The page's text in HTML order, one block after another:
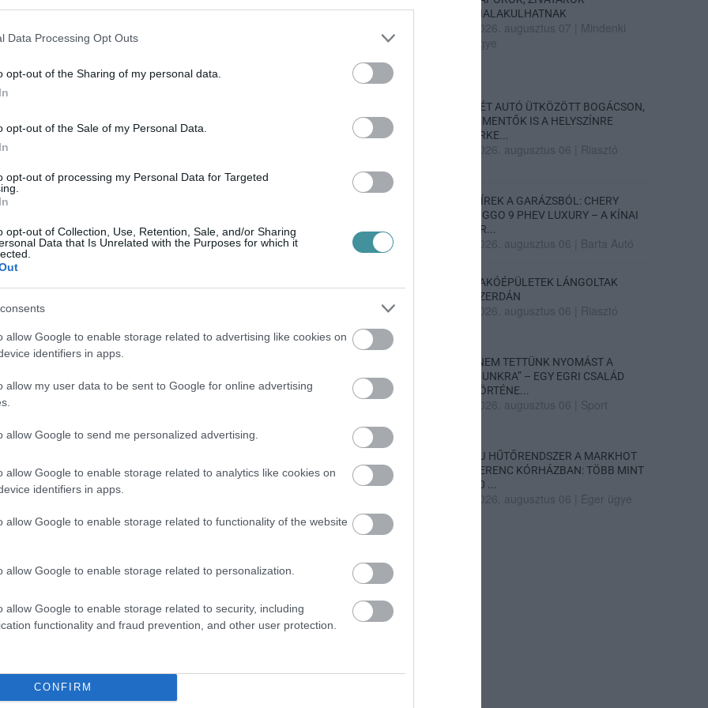
Data Processing Opt Outs
opt-out of the Sharing of my personal data.
opt-out of the Sale of my Personal Data.
opt-out of processing my Personal Data for Targeted
opt-out of Collection, Use, Retention, Sale, and/or Sharing
Data that Is Unrelated with the Purposes for which it
allow Google to enable storage related to advertising like cookies on
identifiers in apps.
allow my user data to be sent to Google for online advertising
allow Google to send me personalized advertising.
allow Google to enable storage related to analytics like cookies on
identifiers in apps.
allow Google to enable storage related to functionality of the website
allow Google to enable storage related to personalization.
allow Google to enable storage related to security, including
functionality and fraud prevention, and other user protection.
CONFIRM
és nemzeti ellenzékük”
mozgalommá kell szerveződnie.
az elmúlt tizenhat év „vívmányainak”
háttérország újjászervezése is. Orbán
és „szellemi műhelyeket” gyűjtenek
de elismerte, hogy a fiatal
és más vezetőtől várták. Nemcsak az
állapotáért érzett aggodalom volt.
teszt előtt áll”, és már egy hét
személyét.
az esetleges politikai támadásokra:
amely szerinte segítséget nyújt
vagy retorzió.
ügyére és az úgynevezett
nemcsak a jobboldali, hanem az
nagyságrendű támogatásokat,
évek kultúrpolitikája szólt arról, hogy
a független előadóművészeti
KIALAKULHATNAK
2026. augusztus 07
Mindenki
ügye
KÉT AUTÓ ÜTKÖZÖTT BOGÁCSON,
A MENTŐK IS A HELYSZÍNRE
ÉRKE...
2026. augusztus 06 Riasztó
HÍREK A GARÁZSBÓL: CHERY
TIGGO 9 PHEV LUXURY – A KÍNAI
PR...
2026. augusztus 06 Barta Autó
LAKÓÉPÜLETEK LÁNGOLTAK
SZERDÁN
2026. augusztus 06 Riasztó
„NEM TETTÜNK NYOMÁST A
FIUNKRA” – EGY EGRI CSALÁD
TÖRTÉNE...
2026. augusztus 06 Sport
ÚJ HŰTŐRENDSZER A MARKHOT
FERENC KÓRHÁZBAN: TÖBB MINT
70 ...
2026. augusztus 06 Eger ügye